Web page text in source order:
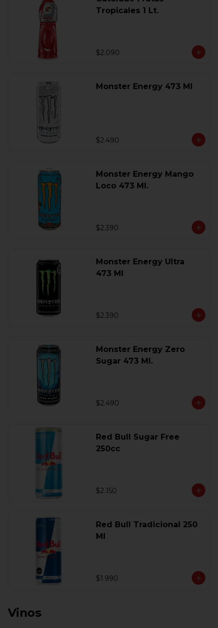
Tropicales 1 Lt.
$2.090
Monster Energy 473 Ml
$2.490
Monster Energy Mango
Loco 473 Ml.
$2.390
Monster Energy Ultra
473 Ml
$2.390
Monster Energy Zero
Sugar 473 Ml.
$2.490
Red Bull Sugar Free
250cc
$2.150
Red Bull Tradicional 250
Ml
$1.990
Vinos